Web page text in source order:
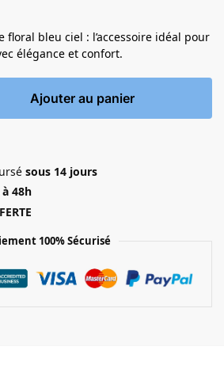
floral bleu ciel : l’accessoire idéal pour
élégance et confort.
Ajouter au panier
sous 14 jours
48h
100% Sécurisé